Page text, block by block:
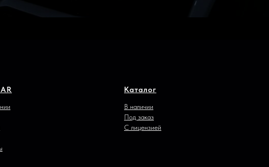
Каталог
В наличии
Под заказ
С лицензией